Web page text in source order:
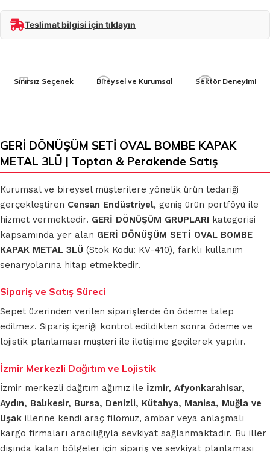
Teslimat bilgisi için tıklayın
Sınırsız Seçenek Bireysel ve Kurumsal Sektör Deneyimi
GERİ DÖNÜŞÜM SETİ OVAL BOMBE KAPAK
METAL 3LÜ | Toptan & Perakende Satış
Kurumsal ve bireysel müşterilere yönelik ürün tedariği
gerçekleştiren Censan Endüstriyel, geniş ürün portföyü ile
hizmet vermektedir. GERİ DÖNÜŞÜM GRUPLARI kategorisi
kapsamında yer alan GERİ DÖNÜŞÜM SETİ OVAL BOMBE
KAPAK METAL 3LÜ (Stok Kodu: KV-410), farklı kullanım
senaryolarına hitap etmektedir.
Sipariş ve Satış Süreci
Sepet üzerinden verilen siparişlerde ön ödeme talep
edilmez. Sipariş içeriği kontrol edildikten sonra ödeme ve
lojistik planlaması müşteri ile iletişime geçilerek yapılır.
İzmir Merkezli Dağıtım ve Lojistik
İzmir merkezli dağıtım ağımız ile İzmir, Afyonkarahisar,
Aydın, Balıkesir, Bursa, Denizli, Kütahya, Manisa, Muğla ve
Uşak illerine kendi araç filomuz, ambar veya anlaşmalı
kargo firmaları aracılığıyla sevkiyat sağlanmaktadır. Bu iller
dışında kalan bölgeler için sipariş ve sevkiyat planlaması